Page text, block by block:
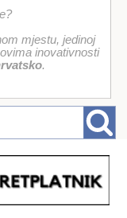
mjestu, jedinoj
inovativnosti
.